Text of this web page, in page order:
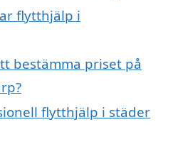
flytthjälp i
bestämma priset på
flytthjälp i städer